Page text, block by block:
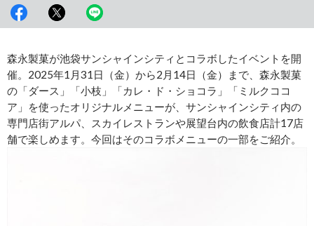
森永製菓が池袋サンシャインシティとコラボしたイベントを開
催。2025年1月31日（金）から2月14日（金）まで、森永製菓
の「ダース」「小枝」「カレ・ド・ショコラ」「ミルクココ
ア」を使ったオリジナルメニューが、サンシャインシティ内の
専門店街アルパ、スカイレストランや展望台内の飲食店計17店
舗で楽しめます。今回はそのコラボメニューの一部をご紹介。